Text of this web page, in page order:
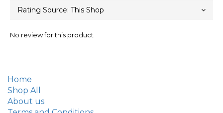
No review for this product
Home
Shop All
About us